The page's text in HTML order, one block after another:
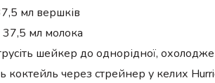
мл вершків
мл молока
шейкер до однорідної,
коктейль через стрейнер у келих